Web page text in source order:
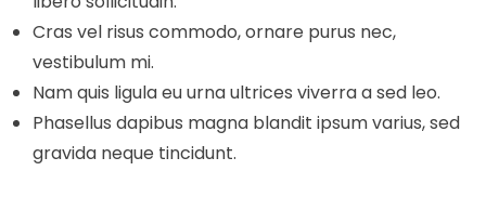
Cras vel risus commodo, ornare purus nec,
vestibulum mi.
Nam quis ligula eu urna ultrices viverra a sed leo.
Phasellus dapibus magna blandit ipsum varius, sed
gravida neque tincidunt.